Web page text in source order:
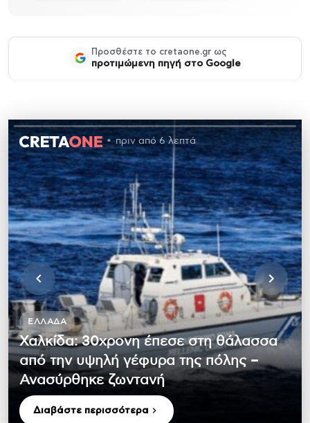
Προσθέστε το cretaone.gr ως
προτιμώμενη πηγή στο Google
πριν από 6 λεπτά
ΕΛΛΆΔΑ
Χαλκίδα: 30χρονη έπεσε στη θάλασσα
από την υψηλή γέφυρα της πόλης –
Ανασύρθηκε ζωντανή
Διαβάστε περισσότερα